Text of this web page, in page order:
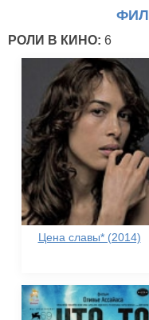
РОЛИ В КИНО: 6
Цена славы* (2014)